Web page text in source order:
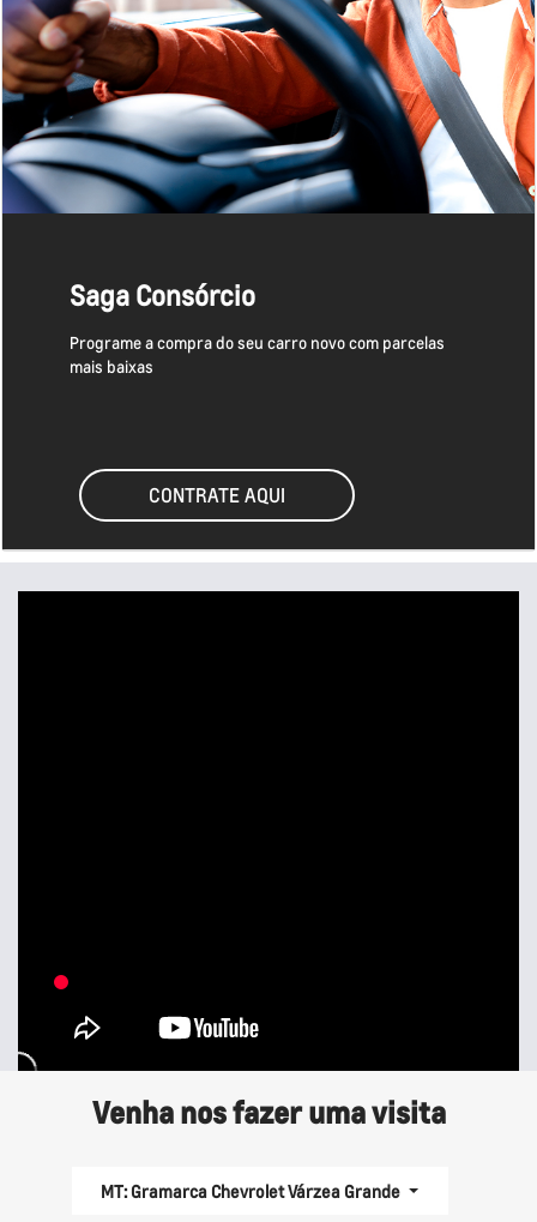
Saga Consórcio
Programe a compra do seu carro novo com parcelas
mais baixas
CONTRATE AQUI
Venha nos fazer uma visita
MT: Gramarca Chevrolet Várzea Grande